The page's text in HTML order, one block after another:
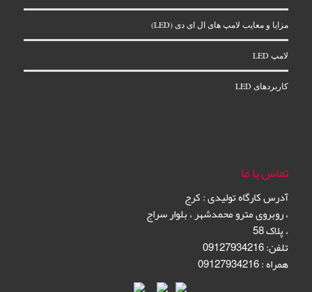
مزایا و معایب لامپ های ال ای دی (LED)
لامپ LED
کاربردهای LED
تماس با ما
آدرس کارگاه تولیدی:کرج
،روبروی مترو محمدشهر،بلوار سراج
،پلاک 58
تلفن: 09127934216
همراه : 09127934216